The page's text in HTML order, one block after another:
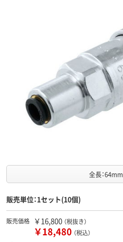
全長：64mm
販売単位：1セット(10個)
販売価格 ￥16,800 （税抜き）
￥18,480 （税込）